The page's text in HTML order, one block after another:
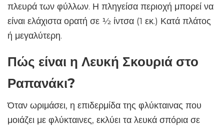
πλευρά των φύλλων. Η πληγείσα περιοχή μπορεί να
είναι ελάχιστα ορατή σε ½ ίντσα (1 εκ.) Κατά πλάτος
ή μεγαλύτερη.
Πώς είναι η Λευκή Σκουριά στο
Ραπανάκι?
Όταν ωριμάσει, η επιδερμίδα της φλύκταινας που
μοιάζει με φλύκταινες, εκλύει τα λευκά σπόρια σε